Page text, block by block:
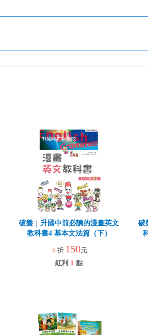
破盤｜升國中前必讀的漫畫英文
教科書4 基本文法篇（下）
5 折 150元
紅利 1 點
破